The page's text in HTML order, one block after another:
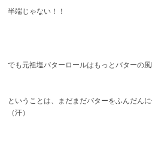
半端じゃない！！
でも元祖塩バターロールはもっとバターの風
ということは、まだまだバターをふんだん
（汗）